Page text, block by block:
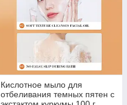
Кислотное мыло для
отбеливания темных пятен с